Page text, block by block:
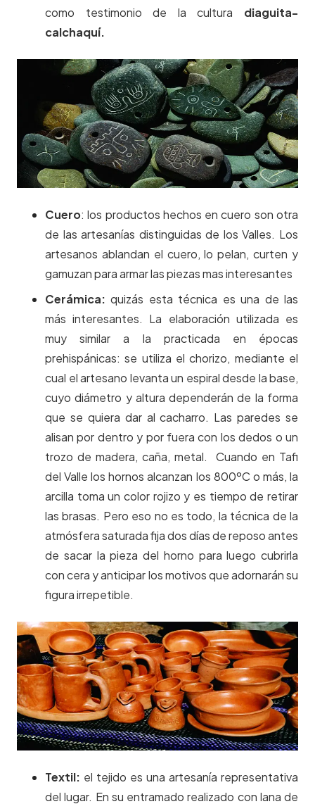
como testimonio de la cultura diaguita-
calchaquí.
Cuero: los productos hechos en cuero son otra
de las artesanías distinguidas de los Valles. Los
artesanos ablandan el cuero, lo pelan, curten y
gamuzan para armar las piezas mas interesantes
Cerámica: quizás esta técnica es una de las
más interesantes. La elaboración utilizada es
muy similar a la practicada en épocas
prehispánicas: se utiliza el chorizo, mediante el
cual el artesano levanta un espiral desde la base,
cuyo diámetro y altura dependerán de la forma
que se quiera dar al cacharro. Las paredes se
alisan por dentro y por fuera con los dedos o un
trozo de madera, caña, metal. Cuando en Tafi
del Valle los hornos alcanzan los 800ºC o más, la
arcilla toma un color rojizo y es tiempo de retirar
las brasas. Pero eso no es todo, la técnica de la
atmósfera saturada fija dos días de reposo antes
de sacar la pieza del horno para luego cubrirla
con cera y anticipar los motivos que adornarán su
figura irrepetible.
Textil: el tejido es una artesanía representativa
del lugar. En su entramado realizado con lana de